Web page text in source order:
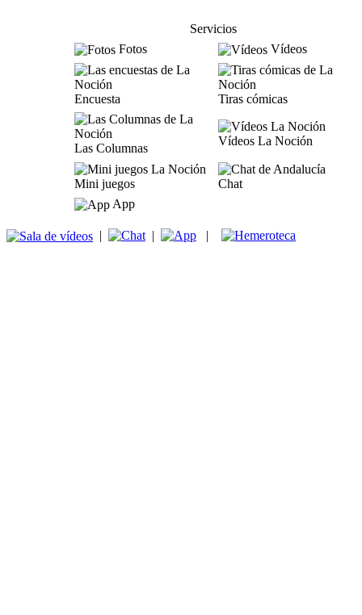
Servicios
Fotos
Vídeos
Encuesta Tiras cómicas
Las Columnas
Vídeos La Noción
Mini juegos
Chat
App
| | |